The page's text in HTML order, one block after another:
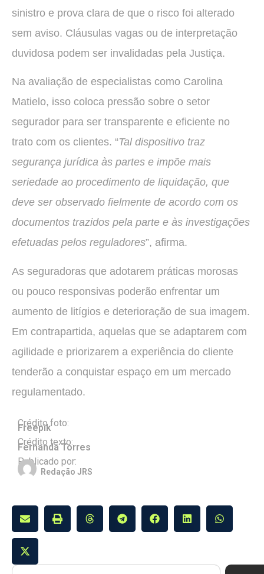
sinistro e prova clara de que o risco foi alterado
sem aviso. Cláusulas vagas ou de interpretação
duvidosa podem ser invalidadas pela Justiça.
Na avaliação de especialistas como Carolina
Matielo, isso coloca pressão sobre o setor
segurador para ser transparente e eficiente no
trato com os clientes. “Tal dispositivo traz
segurança jurídica às partes e impõe mais
seriedade ao procedimento de liquidação, que
deve ser observado fielmente de acordo com os
documentos trazidos pela parte e às investigações
efetuadas pelos reguladores”, afirma.
As seguradoras que adotarem práticas morosas
ou pouco responsivas poderão enfrentar um
aumento de litígios e deterioração de sua imagem.
Em contrapartida, aquelas que se adaptarem com
agilidade e priorizarem a experiência do cliente
tenderão a conquistar espaço em um mercado
regulamentado.
Crédito foto:
Freepik
Crédito texto:
Fernanda Torres
Publicado por:
Redação JRS